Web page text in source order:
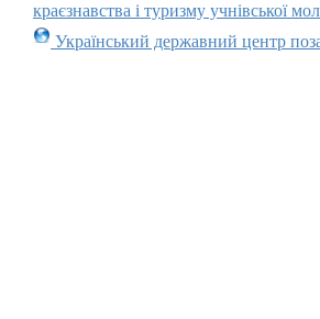
краєзнавства і туризму учнівської
Український державний центр